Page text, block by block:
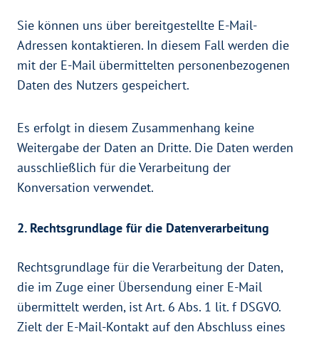
Sie können uns über bereitgestellte E-Mail-
Adressen kontaktieren. In diesem Fall werden die
mit der E-Mail übermittelten personenbezogenen
Daten des Nutzers gespeichert.
Es erfolgt in diesem Zusammenhang keine
Weitergabe der Daten an Dritte. Die Daten werden
ausschließlich für die Verarbeitung der
Konversation verwendet.
2. Rechtsgrundlage für die Datenverarbeitung
Rechtsgrundlage für die Verarbeitung der Daten,
die im Zuge einer Übersendung einer E-Mail
übermittelt werden, ist Art. 6 Abs. 1 lit. f DSGVO.
Zielt der E-Mail-Kontakt auf den Abschluss eines